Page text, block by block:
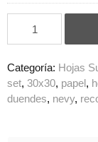
Categoría: Hojas
set 30x30 papel
duendes nevy